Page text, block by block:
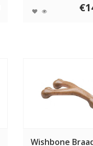
Wishbone